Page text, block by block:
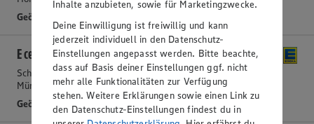
Geöffnet
E center Matkovic
Schwieberdinger Straße 100, 70825 Korntal-
Münchingen
Geöffnet
- Schließt in 5 Minuten
Inhalte anzubieten, sowie für Marketingzwecke.
Deine Einwilligung ist freiwillig und kann
jederzeit individuell in den Datenschutz-
Einstellungen angepasst werden. Bitte beachte,
dass auf Basis deiner Einstellungen ggf. nicht
mehr alle Funktionalitäten zur Verfügung
stehen. Weitere Erklärungen sowie einen Link zu
den Datenschutz-Einstellungen findest du in